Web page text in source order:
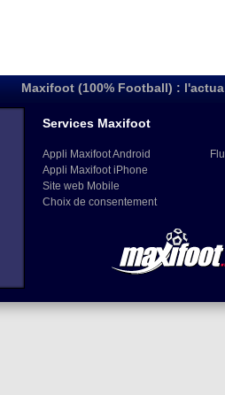
Maxifoot (100% Football) :
Services Maxifoot
Appli Maxifoot Android
Appli Maxifoot iPhone
Site web Mobile
Choix de consentement